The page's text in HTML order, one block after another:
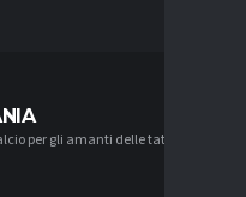
per gli amanti delle tattiche